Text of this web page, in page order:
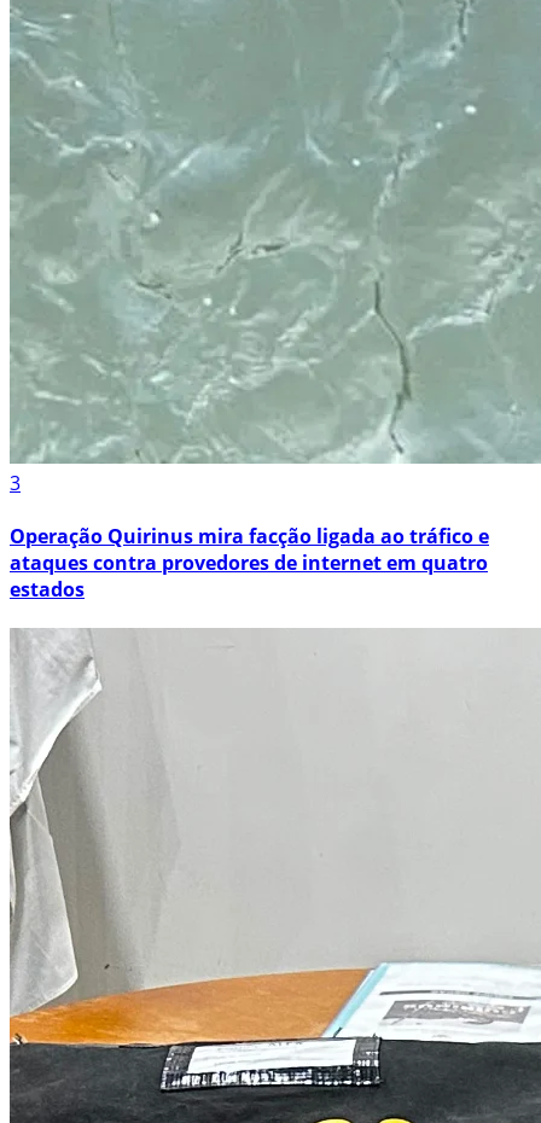
3
Operação Quirinus mira facção ligada ao tráfico e
ataques contra provedores de internet em quatro
estados